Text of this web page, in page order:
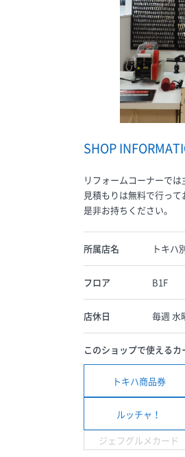
SHOP
リフォームコーナーで
見積もりは無料で行っ
是非お持ちください。
所属店名 トキハ
フロア B1F
店休日 毎週 水
このショップで使える
トキハ商品券
ルッチャ！
ジェフグルメカード